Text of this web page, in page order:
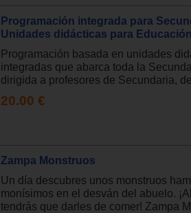
Programación integrada para
Unidades didácticas para
Programación basada en unidades
integradas que abarca toda la
dirigida a profesores de Secundaria,
20.00 €
Zampa Monstruos
Un día descubres unos monstruos
monísimos en el desván del abuelo.
tendrás que darles de comer! Zampa